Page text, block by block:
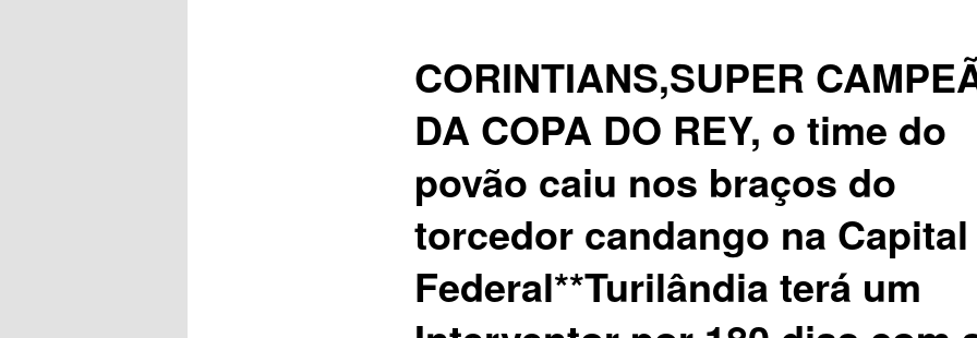
CORINTIANS,SUPER
DA COPA DO REY, o time do
povão caiu nos braços do
torcedor candango na Capital
Federal**Turilândia terá um